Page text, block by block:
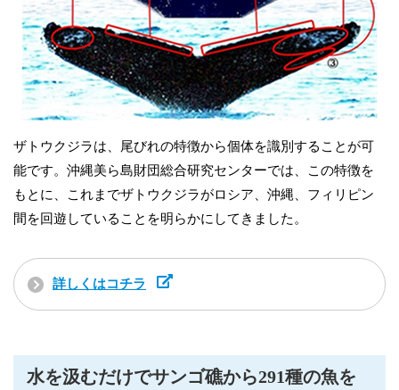
ザトウクジラは、尾びれの特徴から個体を識別することが可
能です。沖縄美ら島財団総合研究センターでは、この特徴を
もとに、これまでザトウクジラがロシア、沖縄、フィリピン
間を回遊していることを明らかにしてきました。
詳しくはコチラ
水を汲むだけでサンゴ礁から291種の魚を